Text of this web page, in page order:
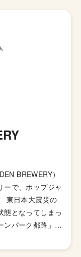
BREWERY）
ーで、ホップジャ
東日本大震災の
態となってしまっ
ンパーク都路」内
、地産ホップをふ